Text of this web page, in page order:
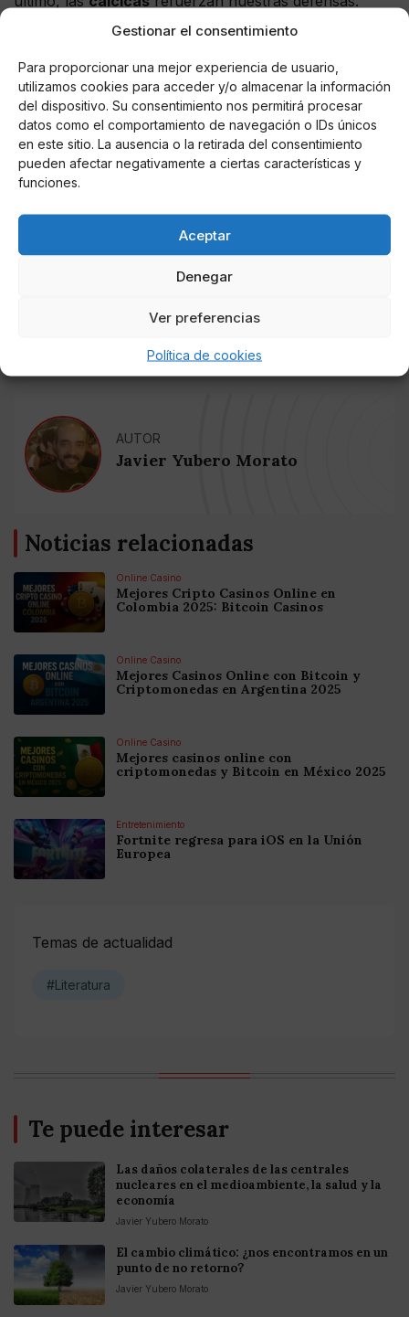
Gestionar el consentimiento
Para proporcionar una mejor experiencia de usuario,
utilizamos cookies para acceder y/o almacenar la información
del dispositivo. Su consentimiento nos permitirá procesar
datos como el comportamiento de navegación o IDs únicos
en este sitio. La ausencia o la retirada del consentimiento
pueden afectar negativamente a ciertas características y
funciones.
Aceptar
Denegar
Ver preferencias
Política de cookies
Tal es el auge del termalismo, que ya desde hace un
par de décadas se ha desarrollado un boyante
turismo de spa o balnearios con numerosos
establecimientos hoteleros o casas rurales que
incorporan en su oferta estancias con tratamientos
incluidos. Es decir, se revisten de un entorno atractivo
como complemento a las vacaciones mediante
Tanto es así que actualmente España, debido al gran
número de manantiales diseminados por toda la
geografía, es el país europeo con un mayor número
identificar a las termas o balnearios como lugares de
AUTOR
Javier Yubero Morato
Noticias relacionadas
Online Casino
Mejores Cripto Casinos Online en
Colombia 2025: Bitcoin Casinos
Online Casino
Mejores Casinos Online con Bitcoin y
Criptomonedas en Argentina 2025
Online Casino
Mejores casinos online con
criptomonedas y Bitcoin en México 2025
Entretenimiento
Fortnite regresa para iOS en la Unión
Europea
Temas de actualidad
#Literatura
Te puede interesar
Las daños colaterales de las centrales
nucleares en el medioambiente, la salud y la
economía
Javier Yubero Morato
El cambio climático: ¿nos encontramos en un
punto de no retorno?
Javier Yubero Morato